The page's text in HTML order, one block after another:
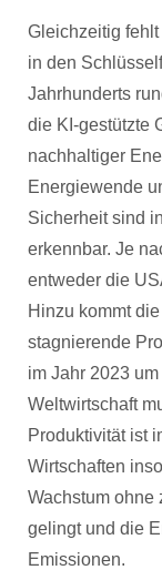
Gleichzeitig
in den
Jahrhunderts
die KI-gestützte
nachhaltiger
Energiewende
Sicherheit sind
erkennbar. Je
entweder die
Hinzu kommt
stagnierende
im Jahr 2023
Weltwirtschaft
Produktivität ist
Wirtschaften
Wachstum ohne
gelingt und die
Emissionen.